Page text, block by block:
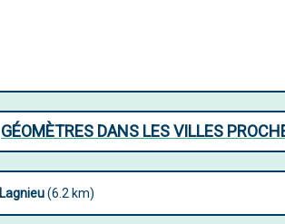
GÉOMÈTRES DANS LES VILLES
Lagnieu(6.2 km)